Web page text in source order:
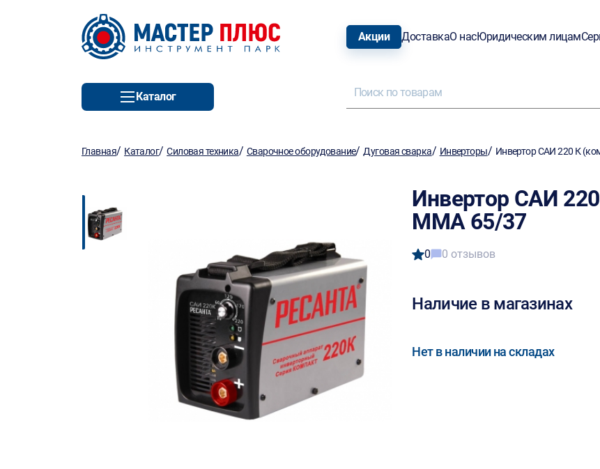
Акции ДоставкаО насЮридическим лицам
Каталог
Главная/ Каталог/Силовая техника/ Сварочное оборудование/Дуговая сварка/ Инверторы/ Инвертор САИ 220 К
Инвертор САИ
MMA 65/37
0 0 отзывов
Наличие в магазинах
Нет в наличии на складах